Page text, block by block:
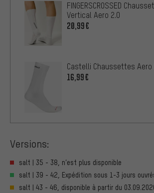
FINGERSCROSSED
Vertical Aero 2.0
20,99€
Castelli Chaussettes Aero
16,99€
Versions:
salt | 35 - 38, n’est plus disponible
salt | 39 - 42, Expédition sous 1-3 jours
salt | 43 - 46, disponible à partir du